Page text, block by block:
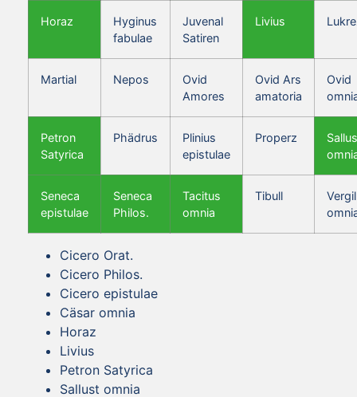
Horaz
Hyginus
fabulae
Juvenal
Satiren
Livius
Martial Nepos
Ovid
Amores
Ovid Ars
amatoria
Ovid
Petron
Satyrica
Phädrus
Plinius
epistulae
Properz
Seneca
epistulae
Seneca
Philos.
Tacitus
omnia
Tibull
Vergil
Cicero Orat.
Cicero Philos.
Cicero epistulae
Cäsar omnia
Horaz
Livius
Petron Satyrica
Sallust omnia